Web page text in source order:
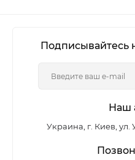
Подписывайтесь
Наш
Украина, г. Киев,